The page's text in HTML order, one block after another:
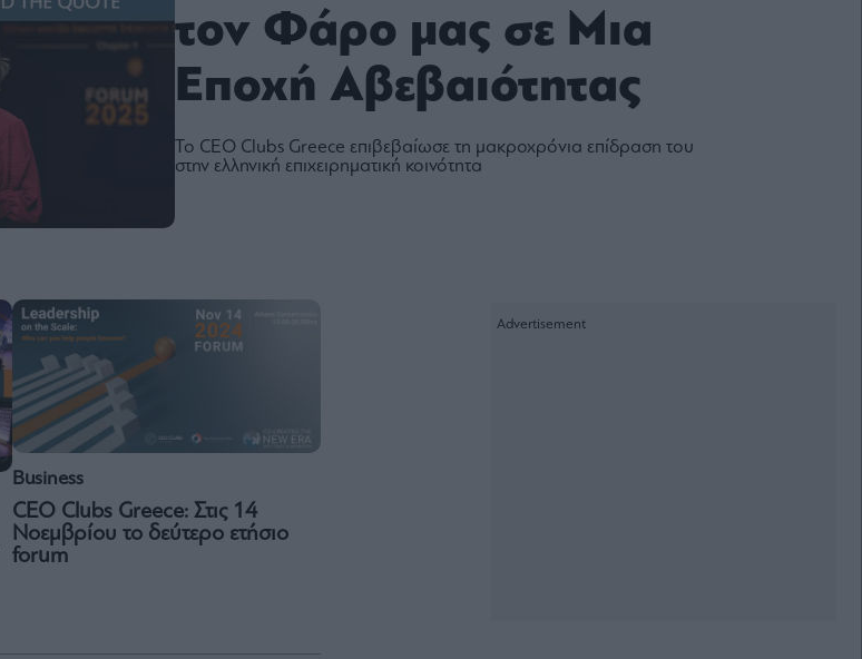
τον Φάρο μας σε Μια
Εποχή Αβεβαιότητας
Το CEO Clubs Greece επιβεβαίωσε τη μακροχρόνια επίδραση του
στην ελληνική επιχειρηματική κοινότητα
Business
CEO Clubs Greece: Στις 14
Νοεμβρίου το δεύτερο ετήσιο
forum